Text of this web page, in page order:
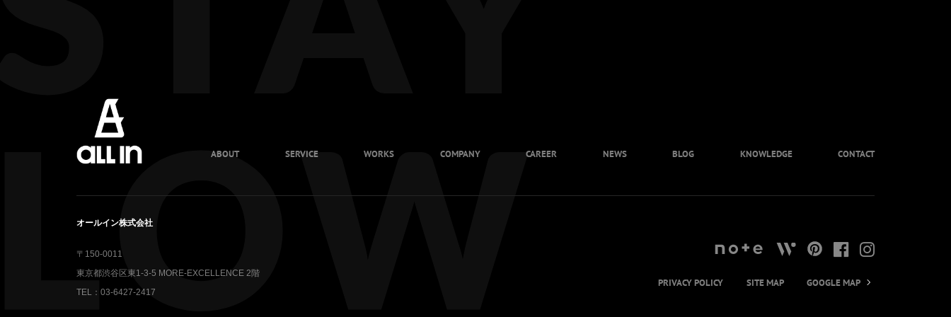
ABOUT SERVICE WORKS COMPANY CAREER NEWS BLOG KNOWLEDGE CONTACT
オールイン株式会社
〒150-0011
東京都渋谷区東1-3-5 MORE-EXCELLENCE 2階
TEL：03-6427-2417
PRIVACY POLICY SITE MAP GOOGLE MAP